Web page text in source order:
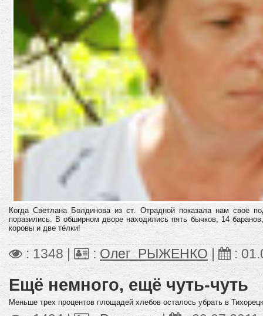
Когда Светлана Болдиноваиз ст. Отрадной показала нам своё
поразились. В обширном дворе находились пять бычков, 14
коровы и две тёлки!
: 1348 | : Олег_РЫЖЕНКО | :
Ещё немного, ещё чуть-чуть
Меньше трех процентов площадей хлебов осталось убрать в